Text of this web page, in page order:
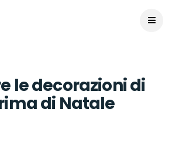
le decorazioni di
di Natale